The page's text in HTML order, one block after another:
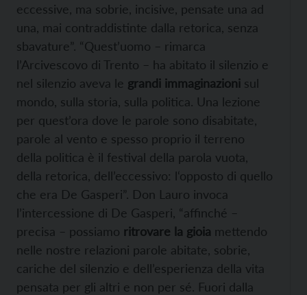
eccessive, ma sobrie, incisive, pensate una ad
una, mai contraddistinte dalla retorica, senza
sbavature”. “Quest’uomo – rimarca
l’Arcivescovo di Trento – ha abitato il silenzio e
nel silenzio aveva le grandi immaginazioni sul
mondo, sulla storia, sulla politica. Una lezione
per quest’ora dove le parole sono disabitate,
parole al vento e spesso proprio il terreno
della politica è il festival della parola vuota,
della retorica, dell’eccessivo: l‘opposto di quello
che era De Gasperi”. Don Lauro invoca
l’intercessione di De Gasperi, “affinché –
precisa – possiamo ritrovare la gioia mettendo
nelle nostre relazioni parole abitate, sobrie,
cariche del silenzio e dell’esperienza della vita
pensata per gli altri e non per sé. Fuori dalla